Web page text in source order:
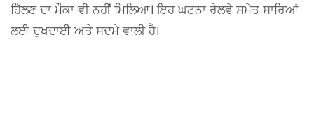
ਹਿੱਲਣ ਦਾ ਮੌਕਾ ਵੀ ਨਹੀਂ ਮਿਲਿਆ। ਇਹ ਘਟਨਾ ਰੇਲਵੇ ਸਮੇਤ ਸਾਰਿਆਂ
ਲਈ ਦੁਖਦਾਈ ਅਤੇ ਸਦਮੇ ਵਾਲੀ ਹੈ।